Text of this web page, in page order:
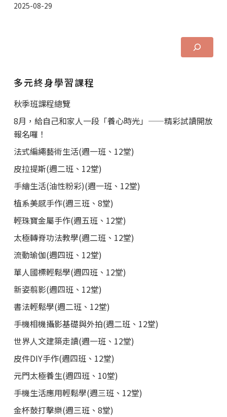
2025-08-29
多元終身學習課程
秋季班課程總覽
8月，給自己和家人一段「養心時光」——精彩試讀開放
報名囉！
法式編繩藝術生活(週一班、12堂)
皮拉提斯(週二班、12堂)
手繪生活(油性粉彩)(週一班、12堂)
植系美感手作(週三班、8堂)
輕珠寶金屬手作(週五班、12堂)
太極轉脊功法教學(週二班、12堂)
流動瑜伽(週四班、12堂)
單人國標輕鬆學(週四班、12堂)
新姿翦影(週四班、12堂)
書法輕鬆學(週二班、12堂)
手機相機攝影基礎與外拍(週二班、12堂)
世界人文建築走讀(週一班、12堂)
皮件DIY手作(週四班、12堂)
元門太極養生(週四班、10堂)
手機生活應用輕鬆學(週三班、12堂)
金杯鼓打擊樂(週三班、8堂)